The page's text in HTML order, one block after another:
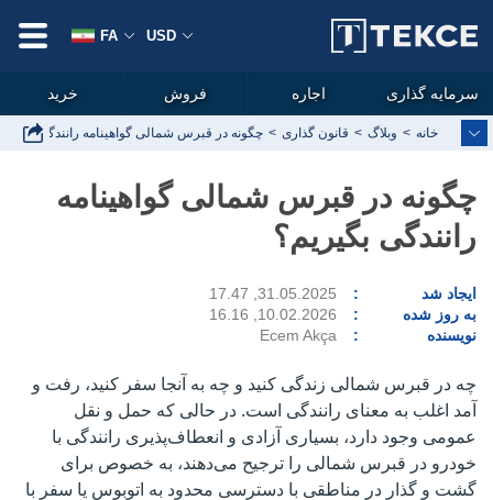
خانه وبلاگ قانون گذاری چگونه در قبرس شمالی گواهینامه رانندگی
چگونه در قبرس شمالی گواهینامه
رانندگی بگیریم؟
ایجاد شد
31.05.2025, 17.47
به روز شده
10.02.2026, 16.16
نویسنده
Ecem Akça
چه در قبرس شمالی زندگی کنید و چه به آنجا سفر کنید، رفت و
آمد اغلب به معنای رانندگی است. در حالی که حمل و نقل
عمومی وجود دارد، بسیاری آزادی و انعطاف‌پذیری رانندگی با
خودرو در قبرس شمالی را ترجیح می‌دهند، به خصوص برای
گشت و گذار در مناطقی با دسترسی محدود به اتوبوس یا سفر با
USD
FA
خرید فروش اجاره سرمایه گذاری